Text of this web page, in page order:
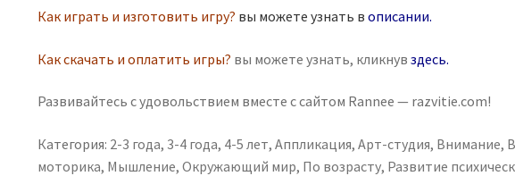
Как играть и изготовить игру? вы можете узнать в описании.
Как скачать и оплатить игры? вы можете узнать, кликнув здесь.
Развивайтесь с удовольствием вместе с сайтом Rannee — razvitie.com!
Категория: 2-3 года, 3-4 года, 4-5 лет, Аппликация, Арт-студия, Внимание,
моторика, Мышление, Окружающий мир, По возрасту, Развитие